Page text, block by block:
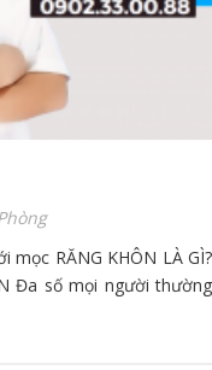
mọc RĂNG KHÔN LÀ GÌ?
Đa số mọi người thường